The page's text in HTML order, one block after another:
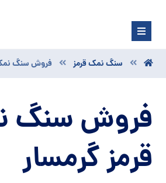
سنگ نمک قرمز فروش سنگ نمک
فروش سنگ
قرمز گرمسار